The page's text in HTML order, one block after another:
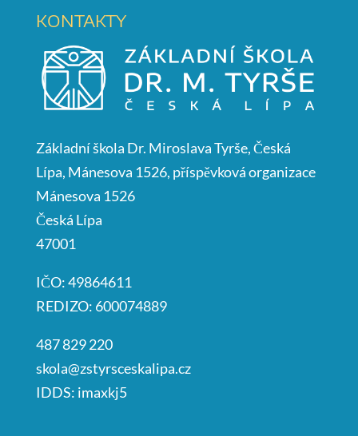
KONTAKTY
Základní škola Dr. Miroslava Tyrše, Česká
Lípa, Mánesova 1526, příspěvková organizace
Mánesova 1526
Česká Lípa
47001
IČO: 49864611
REDIZO: 600074889
487 829 220
skola@zstyrsceskalipa.cz
IDDS: imaxkj5